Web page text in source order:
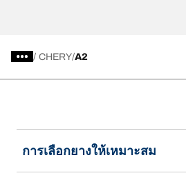
/ CHERY A2
การเลือกยางให้เหมาะสม